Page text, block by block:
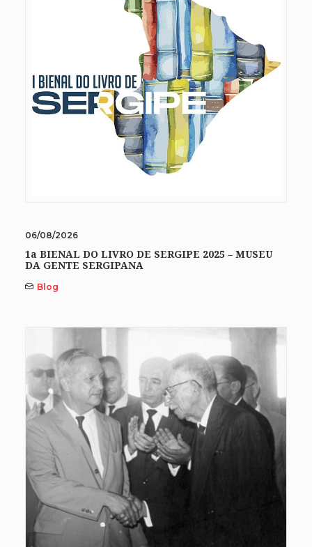
06/08/2026
1a BIENAL DO LIVRO DE SERGIPE 2025 – MUSEU
DA GENTE SERGIPANA
Blog